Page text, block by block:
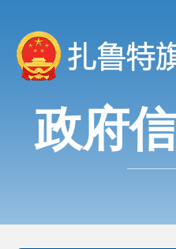
政府